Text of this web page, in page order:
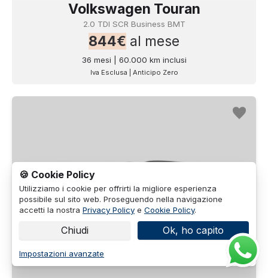
Volkswagen Touran
2.0 TDI SCR Business BMT
844€ al mese
36 mesi | 60.000 km inclusi
Iva Esclusa | Anticipo Zero
🍪 Cookie Policy
Utilizziamo i cookie per offrirti la migliore esperienza
possibile sul sito web. Proseguendo nella navigazione
accetti la nostra Privacy Policy e Cookie Policy.
Chiudi Ok, ho capito
Impostazioni avanzate